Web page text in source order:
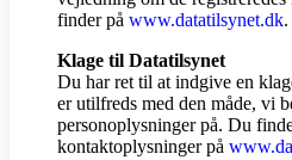
finder på www.datatilsynet.dk.
Klage til Datatilsynet
Du har ret til at indgive en
er utilfreds med den måde, vi
personoplysninger på. Du
kontaktoplysninger på